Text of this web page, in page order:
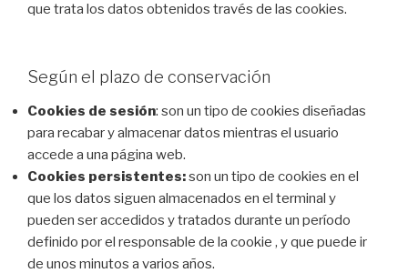
que trata los datos obtenidos través de las cookies.
Según el plazo de conservación
Cookies de sesión: son un tipo de cookies diseñadas
para recabar y almacenar datos mientras el usuario
accede a una página web.
Cookies persistentes:son un tipo de cookies en el
que los datos siguen almacenados en el terminal y
pueden ser accedidos y tratados durante un período
definido por el responsable de la cookie , y que puede ir
de unos minutos a varios años.